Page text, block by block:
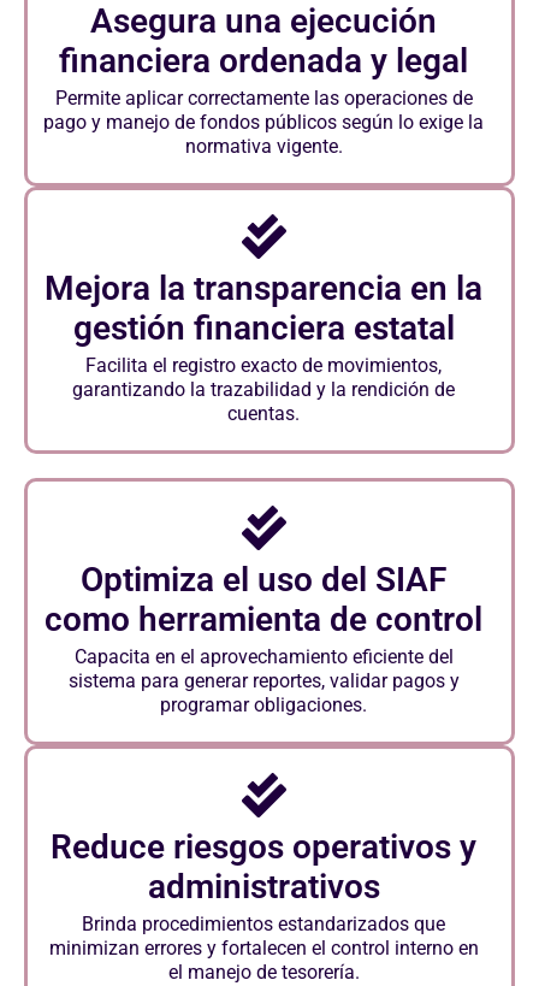
Asegura una ejecución
financiera ordenada y legal
Permite aplicar correctamente las operaciones de
pago y manejo de fondos públicos según lo exige la
normativa vigente.
Mejora la transparencia en la
gestión financiera estatal
Facilita el registro exacto de movimientos,
garantizando la trazabilidad y la rendición de
cuentas.
Optimiza el uso del SIAF
como herramienta de control
Capacita en el aprovechamiento eficiente del
sistema para generar reportes, validar pagos y
programar obligaciones.
Reduce riesgos operativos y
administrativos
Brinda procedimientos estandarizados que
minimizan errores y fortalecen el control interno en
el manejo de tesorería.